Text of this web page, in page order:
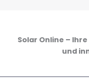
Solar Online –
und